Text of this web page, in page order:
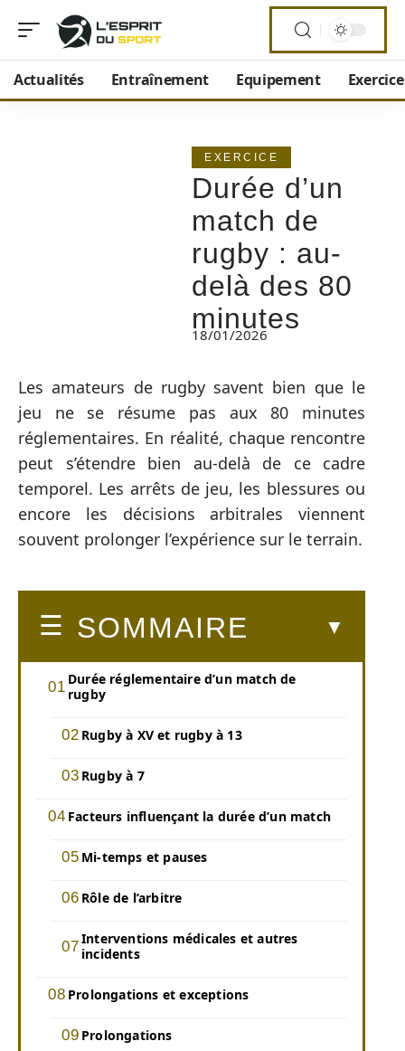
Actualités Entraînement Equipement Exercice
EXERCICE
Durée d’un
match de
rugby : au-
delà des 80
minutes
18/01/2026
Les amateurs de rugby savent bien que le
jeu ne se résume pas aux 80 minutes
réglementaires. En réalité, chaque rencontre
peut s’étendre bien au-delà de ce cadre
temporel. Les arrêts de jeu, les blessures ou
encore les décisions arbitrales viennent
souvent prolonger l’expérience sur le terrain.
SOMMAIRE
Durée réglementaire d’un match de
rugby
Rugby à XV et rugby à 13
Rugby à 7
Facteurs influençant la durée d’un match
Mi-temps et pauses
Rôle de l’arbitre
Interventions médicales et autres
incidents
Prolongations et exceptions
Prolongations